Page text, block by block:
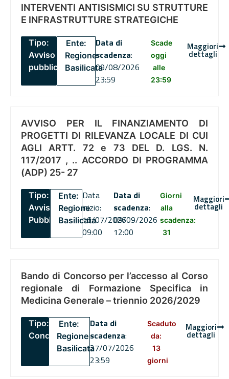
INTERVENTI ANTISISMICI SU STRUTTURE
E INFRASTRUTTURE STRATEGICHE
Tipo:
Avviso
pubblico
Ente:
Regione
Basilicata
Data di
scadenza:
09/08/2026
23:59
Scade
oggi
alle
23:59
Maggiori
dettagli
AVVISO PER IL FINANZIAMENTO DI
PROGETTI DI RILEVANZA LOCALE DI CUI
AGLI ARTT. 72 e 73 DEL D. LGS. N.
117/2017 , .. ACCORDO DI PROGRAMMA
(ADP) 25- 27
Tipo:
Avviso
Pubblico
Ente:
Regione
Basilicata
Data
inizio:
16/07/2026
09:00
Data di
scadenza:
09/09/2026
12:00
Giorni
alla
scadenza:
31
Maggiori
dettagli
Bando di Concorso per l’accesso al Corso
regionale di Formazione Specifica in
Medicina Generale – triennio 2026/2029
Tipo:
Concorsi
Ente:
Regione
Basilicata
Data di
scadenza:
27/07/2026
23:59
Scaduto
da:
13
giorni
Maggiori
dettagli